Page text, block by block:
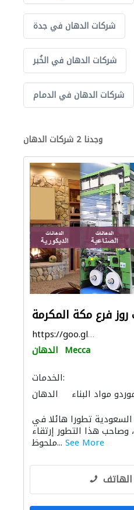
شركات الدهان في جدة
شركات الدهان في الخُبر
شركات الدهان في الدمام
وجدنا 2 شركات الدهان
روز فرع مكة المكرمة
https://goo.gl/maps/UgTHn9sEan3Gvmp96
الدهان Mecca
الخدمات:
الدهان
مواد البناء
تطورا هائلا في
وصاحب هذا التطور إرتقاء
ملحوظ... See More